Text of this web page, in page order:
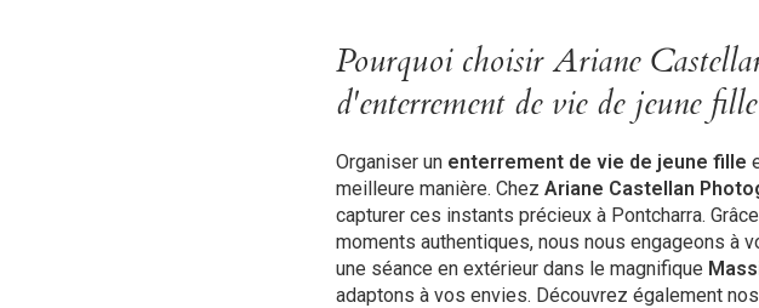
Pourquoi choisir Ariane
d'enterrement de vie de jeune
Organiser un enterrement de vie de jeune fille
meilleure manière. Chez Ariane Castellan
capturer ces instants précieux à Pontcharra.
moments authentiques, nous nous engageons à
une séance en extérieur dans le magnifique
adaptons à vos envies. Découvrez également